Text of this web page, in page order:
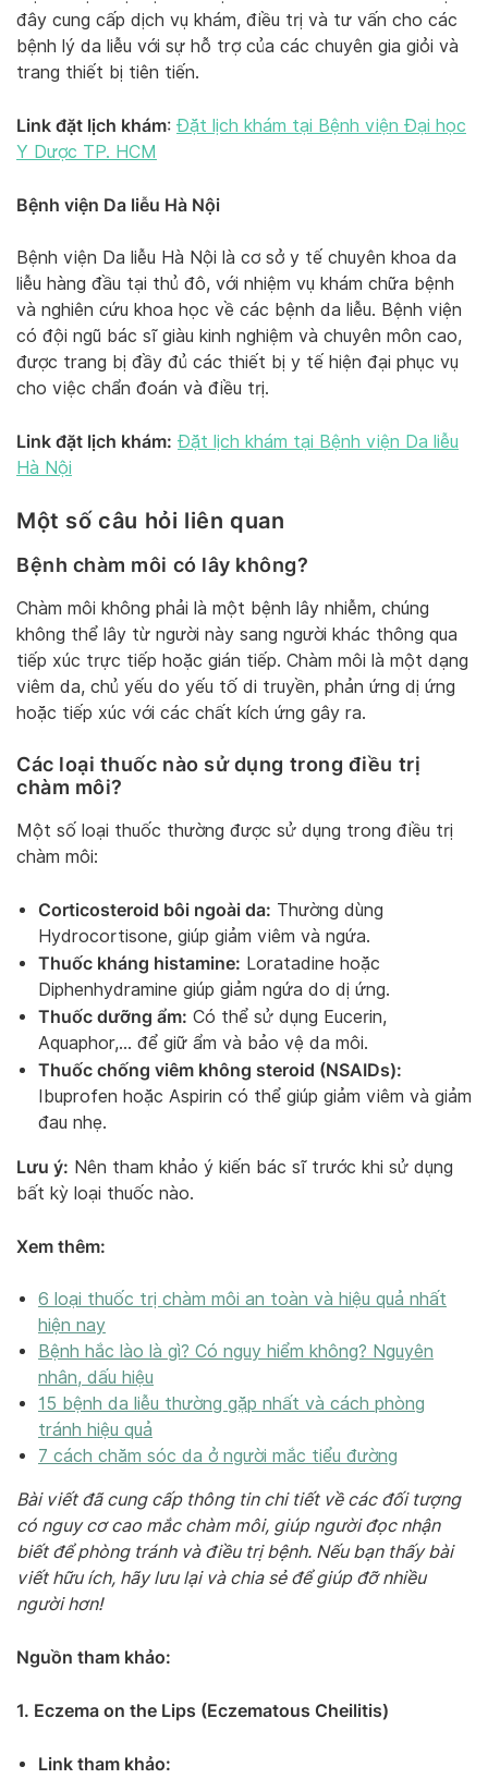
đây cung cấp dịch vụ khám, điều trị và tư vấn cho các
bệnh lý da liễu với sự hỗ trợ của các chuyên gia giỏi và
trang thiết bị tiên tiến.
Link đặt lịch khám: Đặt lịch khám tại Bệnh viện Đại học
Y Dược TP. HCM
Bệnh viện Da liễu Hà Nội
Bệnh viện Da liễu Hà Nội là cơ sở y tế chuyên khoa da
liễu hàng đầu tại thủ đô, với nhiệm vụ khám chữa bệnh
và nghiên cứu khoa học về các bệnh da liễu. Bệnh viện
có đội ngũ bác sĩ giàu kinh nghiệm và chuyên môn cao,
được trang bị đầy đủ các thiết bị y tế hiện đại phục vụ
cho việc chẩn đoán và điều trị.
Link đặt lịch khám: Đặt lịch khám tại Bệnh viện Da liễu
Hà Nội
Một số câu hỏi liên quan
Bệnh chàm môi có lây không?
Chàm môi không phải là một bệnh lây nhiễm, chúng
không thể lây từ người này sang người khác thông qua
tiếp xúc trực tiếp hoặc gián tiếp. Chàm môi là một dạng
viêm da, chủ yếu do yếu tố di truyền, phản ứng dị ứng
hoặc tiếp xúc với các chất kích ứng gây ra.
Các loại thuốc nào sử dụng trong điều trị
chàm môi?
Một số loại thuốc thường được sử dụng trong điều trị
chàm môi:
Corticosteroid bôi ngoài da: Thường dùng
Hydrocortisone, giúp giảm viêm và ngứa.
Thuốc kháng histamine: Loratadine hoặc
Diphenhydramine giúp giảm ngứa do dị ứng.
Thuốc dưỡng ẩm: Có thể sử dụng Eucerin,
Aquaphor,… để giữ ẩm và bảo vệ da môi.
Thuốc chống viêm không steroid (NSAIDs):
Ibuprofen hoặc Aspirin có thể giúp giảm viêm và giảm
đau nhẹ.
Lưu ý: Nên tham khảo ý kiến bác sĩ trước khi sử dụng
bất kỳ loại thuốc nào.
Xem thêm:
6 loại thuốc trị chàm môi an toàn và hiệu quả nhất
hiện nay
Bệnh hắc lào là gì? Có nguy hiểm không? Nguyên
nhân, dấu hiệu
15 bệnh da liễu thường gặp nhất và cách phòng
tránh hiệu quả
7 cách chăm sóc da ở người mắc tiểu đường
Bài viết đã cung cấp thông tin chi tiết về các đối tượng
có nguy cơ cao mắc chàm môi, giúp người đọc nhận
biết để phòng tránh và điều trị bệnh. Nếu bạn thấy bài
viết hữu ích, hãy lưu lại và chia sẻ để giúp đỡ nhiều
người hơn!
Nguồn tham khảo:
1. Eczema on the Lips (Eczematous Cheilitis)
Link tham khảo: